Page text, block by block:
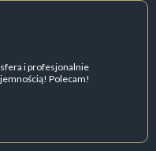
i profesjonalnie
Polecam!